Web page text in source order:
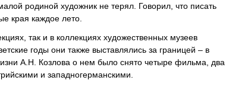
родиной художник не терял. Говорил, что писать
края каждое лето.
так и в коллекциях художественных музеев
годы они также выставлялись за границей – в
А.Н. Козлова о нем было снято четыре фильма, два
и западногерманскими.